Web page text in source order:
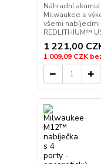
Náhradní
Milwaukee s
všemi nabíjecími
REDLITHIUM™
1 221,00
1 009,09 CZK